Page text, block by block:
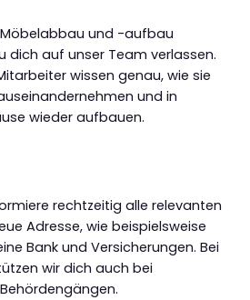
und -aufbau
dich auf unser Team verlassen.
wissen genau, wie sie
und in
wieder aufbauen.
rechtzeitig alle relevanten
Adresse, wie beispielsweise
Bank und Versicherungen. Bei
wir dich auch bei